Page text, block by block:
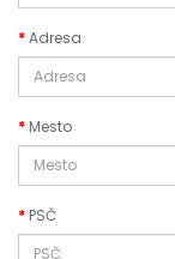
Adresa
Mesto
PSČ